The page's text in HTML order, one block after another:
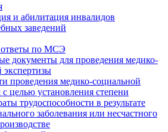
и абилитация инвалидов
заведений
по МСЭ
документы для проведения медико-
экспертизы
проведения медико-социальной
с целью установления степени
трудоспособности в результате
заболевания или несчастного